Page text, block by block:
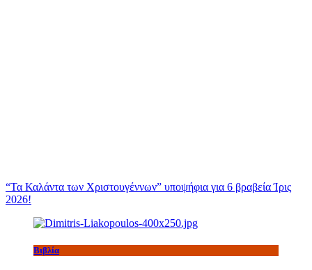
“Τα Καλάντα των Χριστουγέννων” υποψήφια για 6 βραβεία Ίρις
2026!
Βιβλία